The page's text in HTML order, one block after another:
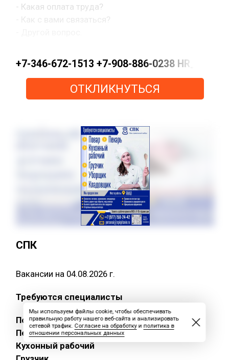
- Какая оплата труда?
+7-346-672-1513 +7-908-886-0238
ОТКЛИКНУТЬСЯ
СПК
Вакансии на 04.08.2026 г.
Требуются специалисты
Повар
Пекарь
Кухонный рабочий
Мы используем файлы cookie, чтобы обеспечивать
правильную работу нашего веб-сайта и анализировать
сетевой трафик. Согласие на обработкуи политика в
отношении персональных данных